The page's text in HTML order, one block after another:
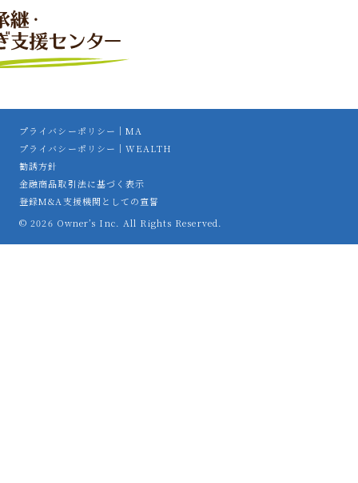
プライバシーポリシー｜MA
プライバシーポリシー｜WEALTH
勧誘方針
金融商品取引法に基づく表示
登録M&A支援機関としての宣誓
© 2026 Owner’s Inc. All Rights Reserved.